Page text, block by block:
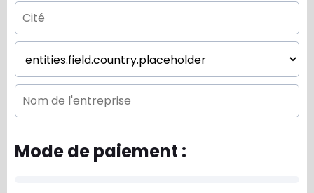
Mode de paiement :